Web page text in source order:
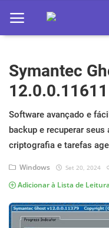
Home
Apps
Ebooks
Games
Web
Jogos hoje na TV
Symantec
12.0.0.11611
Software avançado e
backup e recuperar
criptografia e tarefas
Windows Set 20, 2024
Adicionar à Lista de Leitura